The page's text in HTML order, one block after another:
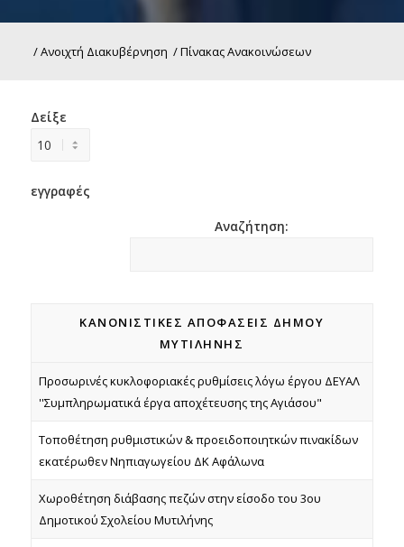
/Ανοιχτή Διακυβέρνηση /Πίνακας Ανακοινώσεων
Δείξε
εγγραφές
Αναζήτηση:
ΚΑΝΟΝΙΣΤΙΚΈΣ ΑΠΟΦΆΣΕΙΣ ΔΉΜΟΥ
ΜΥΤΙΛΉΝΗΣ
ΚΑΝΟΝΙΣΤΙΚΈΣ ΑΠΟΦΆΣΕΙΣ ΔΉΜΟΥ
ΜΥΤΙΛΉΝΗΣ
Προσωρινές κυκλοφοριακές ρυθμίσεις λόγω έργου ΔΕΥΑΛ
''Συμπληρωματικά έργα αποχέτευσης της Αγιάσου"
Τοποθέτηση ρυθμιστικών & προειδοποιητκών πινακίδων
εκατέρωθεν Νηπιαγωγείου ΔΚ Αφάλωνα
Χωροθέτηση διάβασης πεζών στην είσοδο του 3ου
Δημοτικού Σχολείου Μυτιλήνης